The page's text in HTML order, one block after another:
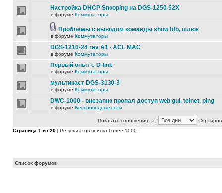
Настройка DHCP Snooping на DGS-1250-52X
в форуме Коммутаторы
Проблемы с выводом команды show fdb, шлюк
в форуме Коммутаторы
DGS-1210-24 rev A1 - ACL MAC
в форуме Коммутаторы
Первый опыт с D-link
в форуме Коммутаторы
мультикаст DGS-3130-3
в форуме Коммутаторы
DWC-1000 - внезапно пропал доступ web gui, telnet, ping
в форуме Беспроводные сети
Показать сообщения за:
Страница 1 из 20 [ Результатов поиска более 1000 ]
Список форумов